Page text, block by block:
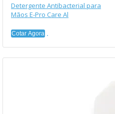
Detergente Antibacterial para
Mãos E-Pro Care Al
Cotar Agora